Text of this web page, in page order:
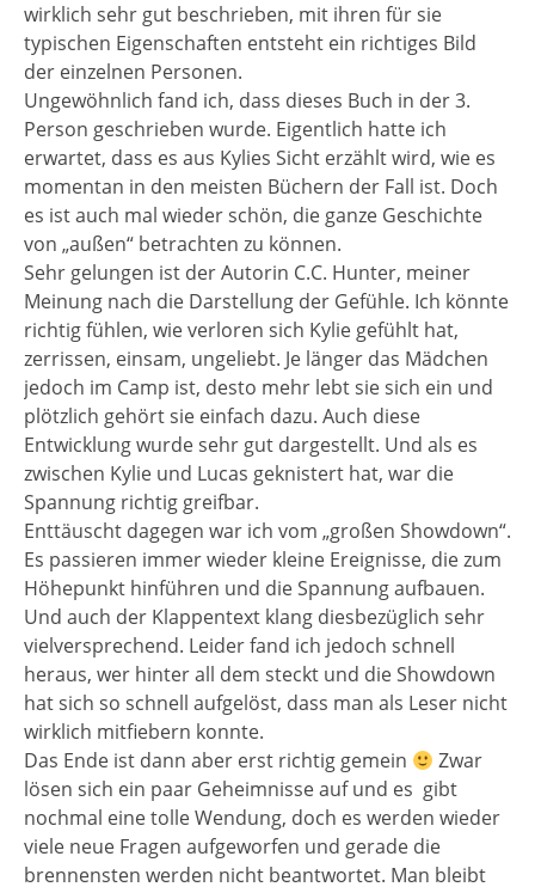
wirklich sehr gut beschrieben, mit ihren für sie
typischen Eigenschaften entsteht ein richtiges Bild
der einzelnen Personen.
Ungewöhnlich fand ich, dass dieses Buch in der 3.
Person geschrieben wurde. Eigentlich hatte ich
erwartet, dass es aus Kylies Sicht erzählt wird, wie es
momentan in den meisten Büchern der Fall ist. Doch
es ist auch mal wieder schön, die ganze Geschichte
von „außen“ betrachten zu können.
Sehr gelungen ist der Autorin C.C. Hunter, meiner
Meinung nach die Darstellung der Gefühle. Ich könnte
richtig fühlen, wie verloren sich Kylie gefühlt hat,
zerrissen, einsam, ungeliebt. Je länger das Mädchen
jedoch im Camp ist, desto mehr lebt sie sich ein und
plötzlich gehört sie einfach dazu. Auch diese
Entwicklung wurde sehr gut dargestellt. Und als es
zwischen Kylie und Lucas geknistert hat, war die
Spannung richtig greifbar.
Enttäuscht dagegen war ich vom „großen Showdown“.
Es passieren immer wieder kleine Ereignisse, die zum
Höhepunkt hinführen und die Spannung aufbauen.
Und auch der Klappentext klang diesbezüglich sehr
vielversprechend. Leider fand ich jedoch schnell
heraus, wer hinter all dem steckt und die Showdown
hat sich so schnell aufgelöst, dass man als Leser nicht
wirklich mitfiebern konnte.
Das Ende ist dann aber erst richtig gemein
Zwar
lösen sich ein paar Geheimnisse auf und es gibt
nochmal eine tolle Wendung, doch es werden wieder
viele neue Fragen aufgeworfen und gerade die
brennensten werden nicht beantwortet. Man bleibt